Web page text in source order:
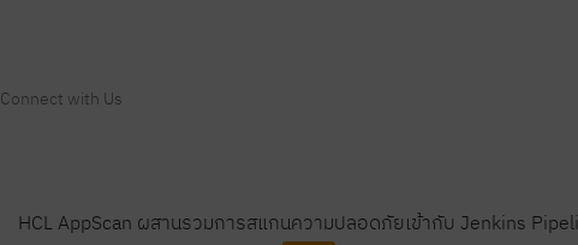
Connect with Us
HCL AppScan ผสานรวมการสแกนความปลอดภัยเข้ากับ Jenkins